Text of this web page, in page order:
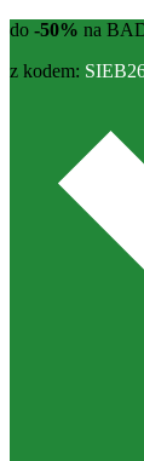
do -50% na
z kodem: